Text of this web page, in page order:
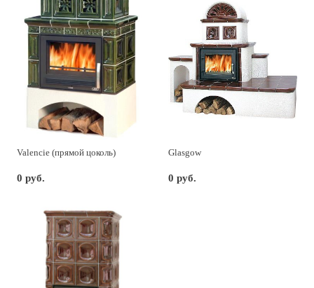
Valencie (прямой цоколь)
0 руб.
Glasgow
0 руб.